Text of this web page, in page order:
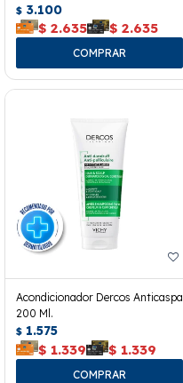
$ 3.100
$ 2.635 $ 2.635
Acondicionador Dercos Anticaspa
200 Ml.
$ 1.575
$ 1.339 $ 1.339